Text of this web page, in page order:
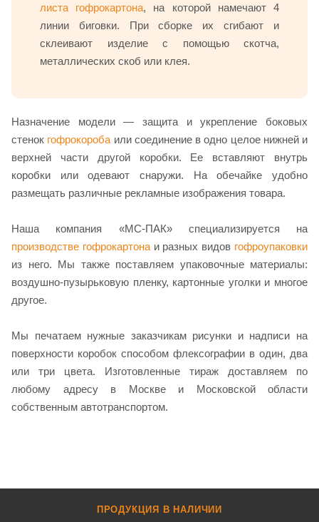
листа гофрокартона, на которой намечают 4
линии биговки. При сборке их сгибают и
склеивают изделие с помощью скотча,
металлических скоб или клея.
Назначение модели — защита и укрепление боковых
стенок гофрокороба или соединение в одно целое нижней и
верхней части другой коробки. Ее вставляют внутрь
коробки или одевают снаружи. На обечайке удобно
размещать различные рекламные изображения товара.
Наша компания «МС-ПАК» специализируется на
производстве гофрокартонаи разных видов гофроупаковки
из него. Мы также поставляем упаковочные материалы:
воздушно-пузырьковую пленку, картонные уголки и многое
другое.
Мы печатаем нужные заказчикам рисунки и надписи на
поверхности коробок способом флексографии в один, два
или три цвета. Изготовленные тираж доставляем по
любому адресу в Москве и Московской области
собственным автотранспортом.
ПРОДУКЦИЯ В НАЛИЧИИ